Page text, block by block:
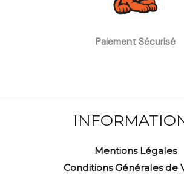
Paiement Sécurisé
Mentions Légales
Conditions Générales de